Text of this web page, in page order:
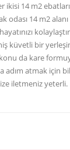
14 m2
14 m2
küvetli bir
da kare
atmak için
iletmeniz yeterli.